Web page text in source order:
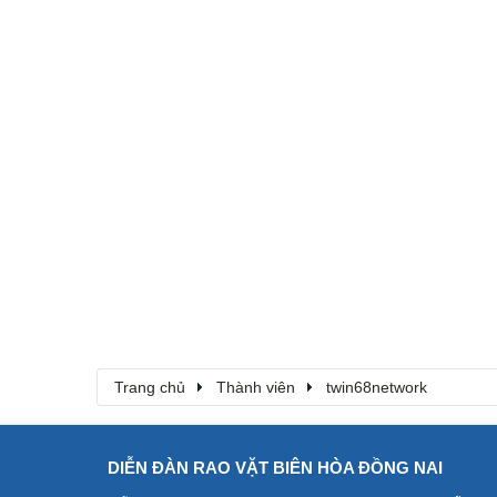
Trang chủ Thành viên twin68network
DIỄN ĐÀN RAO VẶT BIÊN HÒA ĐỒNG NAI